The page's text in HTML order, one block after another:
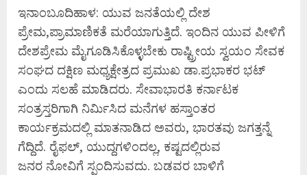
ಇನಾಂಬೂದಿಹಾಳ: ಯುವ ಜನತೆಯಲ್ಲಿ ದೇಶ
ಪ್ರೇಮ,ಪ್ರಾಮಾಣಿಕತೆ ಮರೆಯಾಗುತ್ತಿದೆ. ಇಂದಿನ ಯುವ ಪೀಳಿಗೆ
ದೇಶಪ್ರೇಮ ಮೈಗೂಡಿಸಿಕೊಳ್ಳಬೇಕು ರಾಷ್ಟ್ರೀಯ ಸ್ವಯಂ ಸೇವಕ
ಸಂಘದ ದಕ್ಷಿಣ ಮಧ್ಯಕ್ಷೇತ್ರದ ಪ್ರಮುಖ ಡಾ.ಪ್ರಭಾಕರ ಭಟ್
ಎಂದು ಸಲಹೆ ಮಾಡಿದರು. ಸೇವಾಭಾರತಿ ಕರ್ನಾಟಕ
ಸಂತ್ರಸ್ತರಿಗಾಗಿ ನಿರ್ಮಿಸಿದ ಮನೆಗಳ ಹಸ್ತಾಂತರ
ಕಾರ್ಯಕ್ರಮದಲ್ಲಿ ಮಾತನಾಡಿದ ಅವರು, ಭಾರತವು ಜಗತ್ತನ್ನೆ
ಗೆದ್ದಿದೆ. ರೈಫಲ್, ಯುದ್ದಗಳಿಂದಲ್ಲ, ಕಷ್ಟದಲ್ಲಿರುವ
ಜನರ ನೋವಿಗೆ ಸ್ಪಂದಿಸುವದು. ಬಡವರ ಬಾಳಿಗೆ